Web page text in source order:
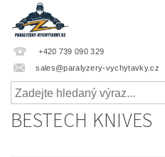
+420 739 090 329
sales@paralyzery-vychytavky.cz
BESTECH KNIVES